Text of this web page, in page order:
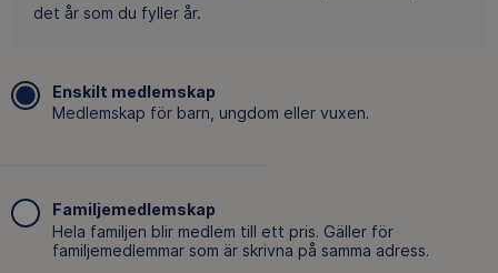
det år som du fyller år.
Enskilt medlemskap
Medlemskap för barn, ungdom eller vuxen.
Familjemedlemskap
Hela familjen blir medlem till ett pris. Gäller för
familjemedlemmar som är skrivna på samma adress.